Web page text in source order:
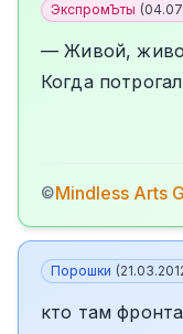
ЭкспромЪты (
— Живой,
Когда
©Mindless Arts
Порошки (
кто там